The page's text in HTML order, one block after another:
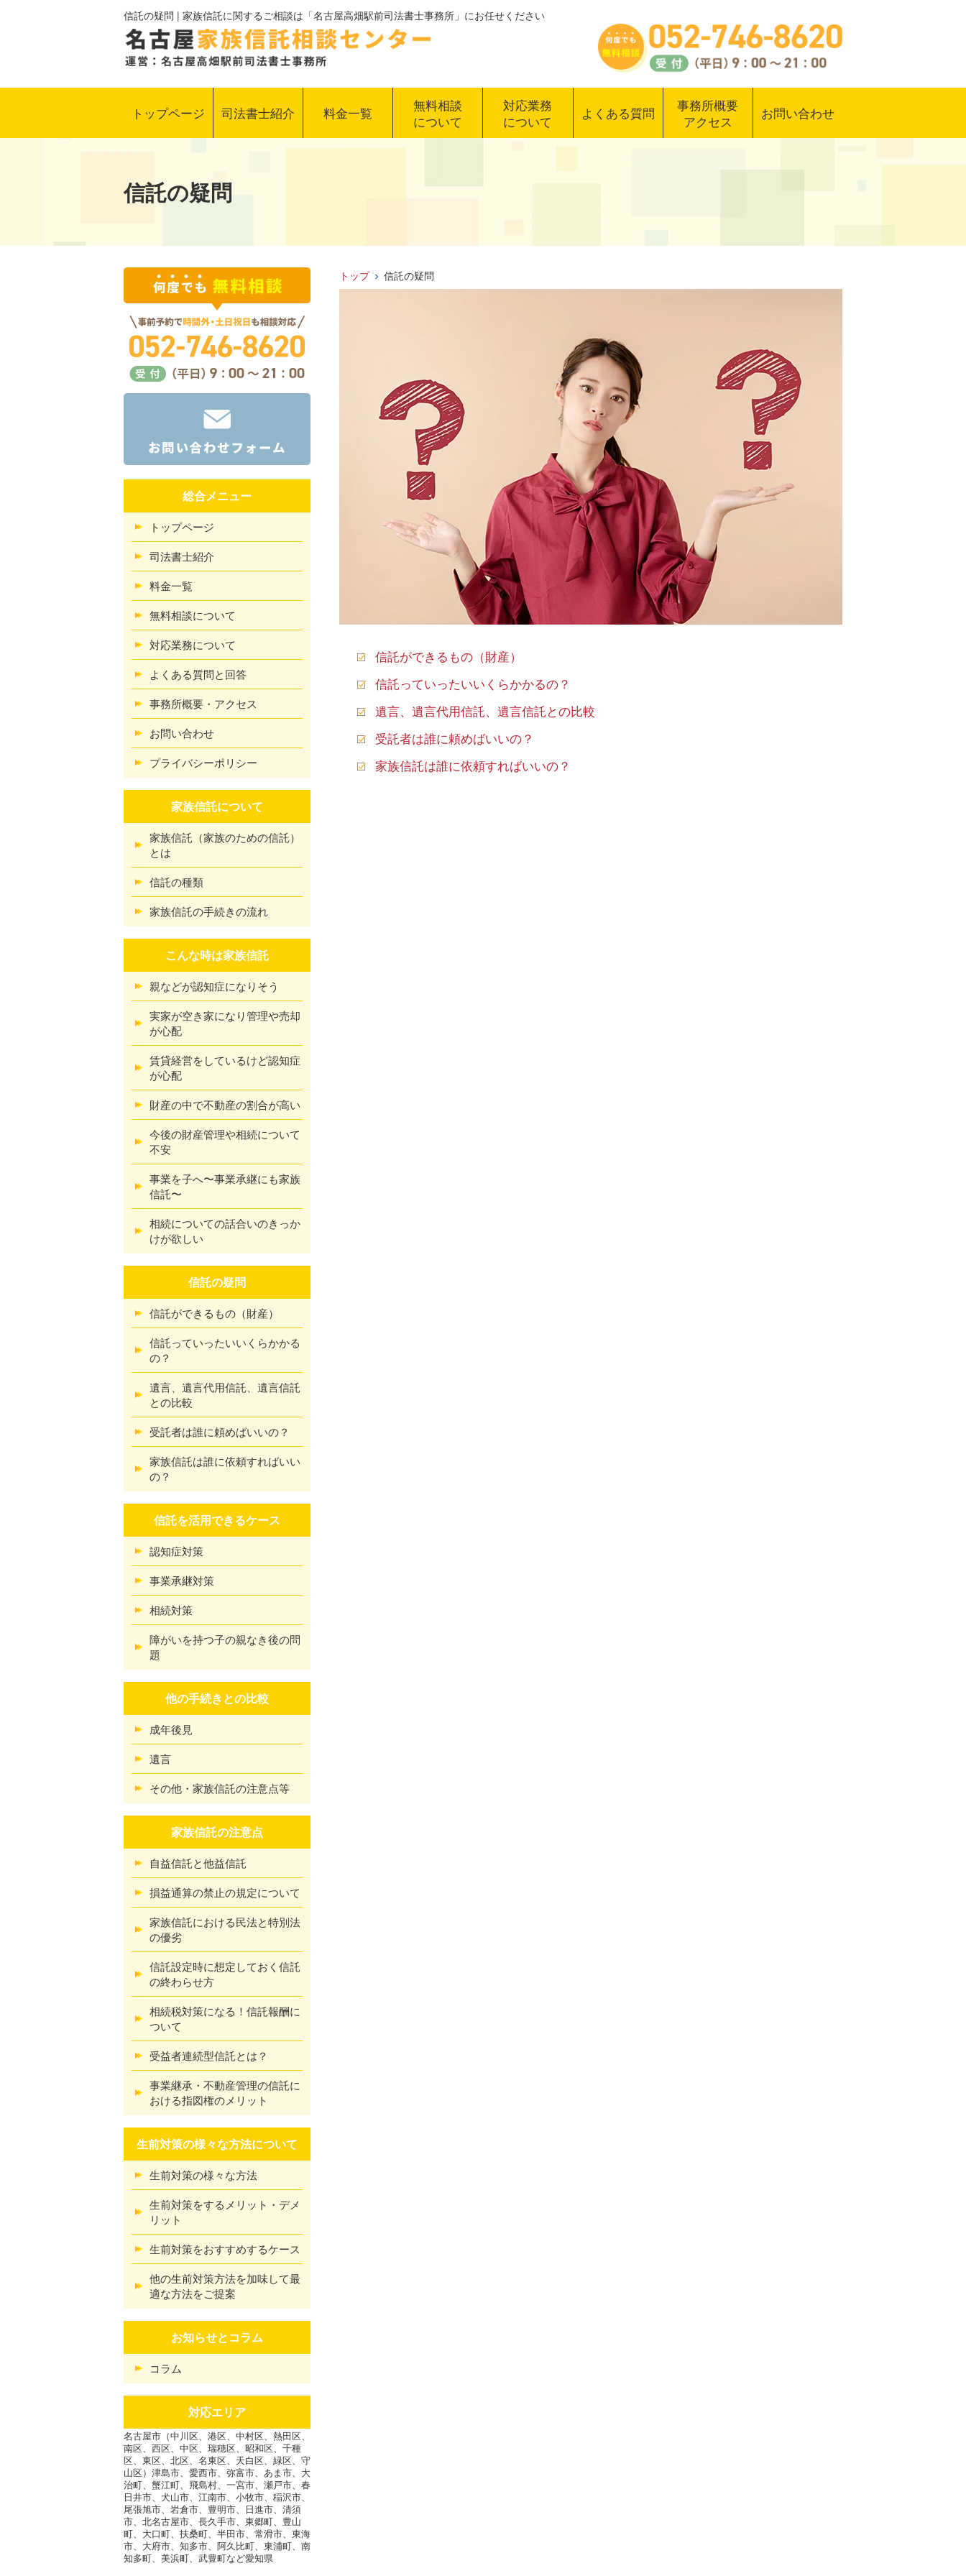
信託の疑問 | 家族信託に関するご相談は「名古屋高畑駅前司法書士事務所」にお任せください
トップページ 司法書士紹介 料金一覧
無料相談
について
対応業務
について
よくある質問
事務所概要
アクセス
お問い合わせ
信託の疑問
トップ 信託の疑問
信託ができるもの（財産）
信託っていったいいくらかかるの？
遺言、遺言代用信託、遺言信託との比較
受託者は誰に頼めばいいの？
家族信託は誰に依頼すればいいの？
総合メニュー
トップページ
司法書士紹介
料金一覧
無料相談について
対応業務について
よくある質問と回答
事務所概要・アクセス
お問い合わせ
プライバシーポリシー
家族信託について
家族信託（家族のための信託）
とは
信託の種類
家族信託の手続きの流れ
こんな時は家族信託
親などが認知症になりそう
実家が空き家になり管理や売却
が心配
賃貸経営をしているけど認知症
が心配
財産の中で不動産の割合が高い
今後の財産管理や相続について
不安
事業を子へ〜事業承継にも家族
信託〜
相続についての話合いのきっか
けが欲しい
信託の疑問
信託ができるもの（財産）
信託っていったいいくらかかる
の？
遺言、遺言代用信託、遺言信託
との比較
受託者は誰に頼めばいいの？
家族信託は誰に依頼すればいい
の？
信託を活用できるケース
認知症対策
事業承継対策
相続対策
障がいを持つ子の親なき後の問
題
他の手続きとの比較
成年後見
遺言
その他・家族信託の注意点等
家族信託の注意点
自益信託と他益信託
損益通算の禁止の規定について
家族信託における民法と特別法
の優劣
信託設定時に想定しておく信託
の終わらせ方
相続税対策になる！信託報酬に
ついて
受益者連続型信託とは？
事業継承・不動産管理の信託に
おける指図権のメリット
生前対策の様々な方法について
生前対策の様々な方法
生前対策をするメリット・デメ
リット
生前対策をおすすめするケース
他の生前対策方法を加味して最
適な方法をご提案
お知らせとコラム
コラム
対応エリア
名古屋市（中川区、港区、中村区、熱田区、
南区、西区、中区、瑞穂区、昭和区、千種
区、東区、北区、名東区、天白区、緑区、守
山区）津島市、愛西市、弥富市、あま市、大
治町、蟹江町、飛島村、一宮市、瀬戸市、春
日井市、犬山市、江南市、小牧市、稲沢市、
尾張旭市、岩倉市、豊明市、日進市、清須
市、北名古屋市、長久手市、東郷町、豊山
町、大口町、扶桑町、半田市、常滑市、東海
市、大府市、知多市、阿久比町、東浦町、南
知多町、美浜町、武豊町など愛知県